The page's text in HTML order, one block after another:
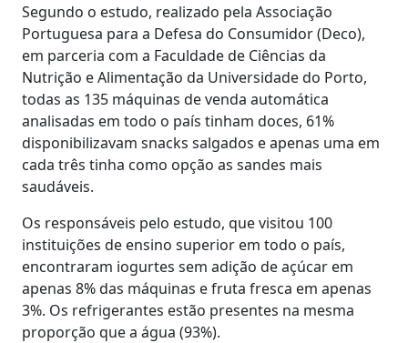
Segundo o estudo, realizado pela Associação
Portuguesa para a Defesa do Consumidor (Deco),
em parceria com a Faculdade de Ciências da
Nutrição e Alimentação da Universidade do Porto,
todas as 135 máquinas de venda automática
analisadas em todo o país tinham doces, 61%
disponibilizavam snacks salgados e apenas uma em
cada três tinha como opção as sandes mais
saudáveis.
Os responsáveis pelo estudo, que visitou 100
instituições de ensino superior em todo o país,
encontraram iogurtes sem adição de açúcar em
apenas 8% das máquinas e fruta fresca em apenas
3%. Os refrigerantes estão presentes na mesma
proporção que a água (93%).